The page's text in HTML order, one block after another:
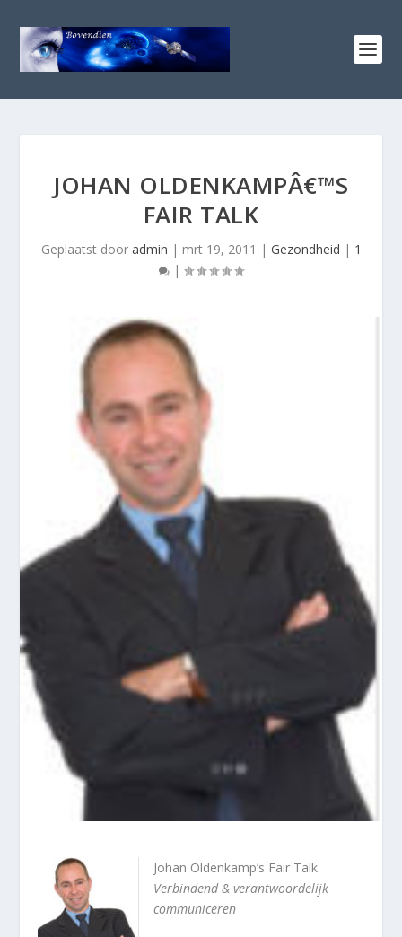
JOHAN OLDENKAMPÂ€™S
FAIR TALK
Geplaatst door admin | mrt 19, 2011 | Gezondheid | 1
|
Johan Oldenkamp’s Fair Talk
Verbindend & verantwoordelijk
communiceren